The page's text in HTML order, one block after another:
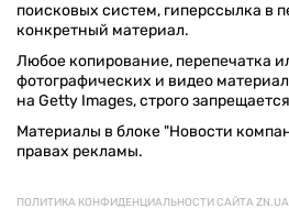
поисковых систем, гиперссылка в
конкретный материал.
Любое копирование, перепечатка
фотографических и видео
на Getty Images, строго
Материалы в блоке "Новости
правах рекламы.
ПОЛИТИКА КОНФИДЕНЦИАЛЬНОСТИ САЙТА ZN.UA